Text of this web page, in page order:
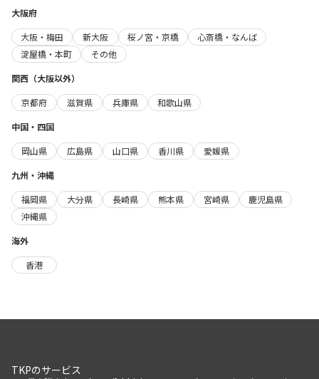
大阪府
大阪・梅田
新大阪 桜ノ宮・京橋
心斎橋・なんば
淀屋橋・本町
その他
関西（大阪以外）
京都府
滋賀県 兵庫県
和歌山県
中国・四国
岡山県
広島県 山口県 香川県
愛媛県
九州・沖縄
福岡県
大分県 長崎県 熊本県 宮崎県
鹿児島県
沖縄県
海外
香港
TKPのサービス